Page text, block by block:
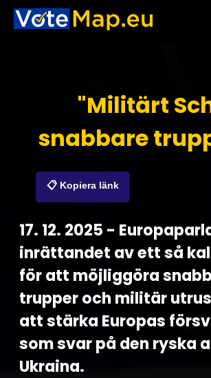
"Militärt
snabbare
📋 Kopiera länk
17. 12. 2025 -
inrättandet av ett så
för att möjliggöra
trupper och militär
att stärka Europas
som svar på den ryska
Ukraina.